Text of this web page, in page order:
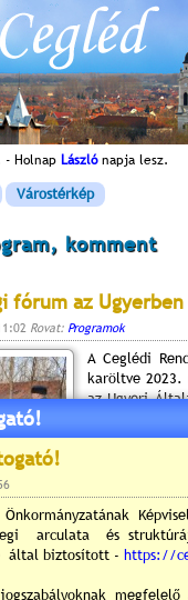
Holnap Lászlónapja lesz.
Várostérkép
komment
fórum az Ugyerben
Rovat: Programok
A Ceglédi
karöltve
az Ugyeri
0/0
hozzászólások